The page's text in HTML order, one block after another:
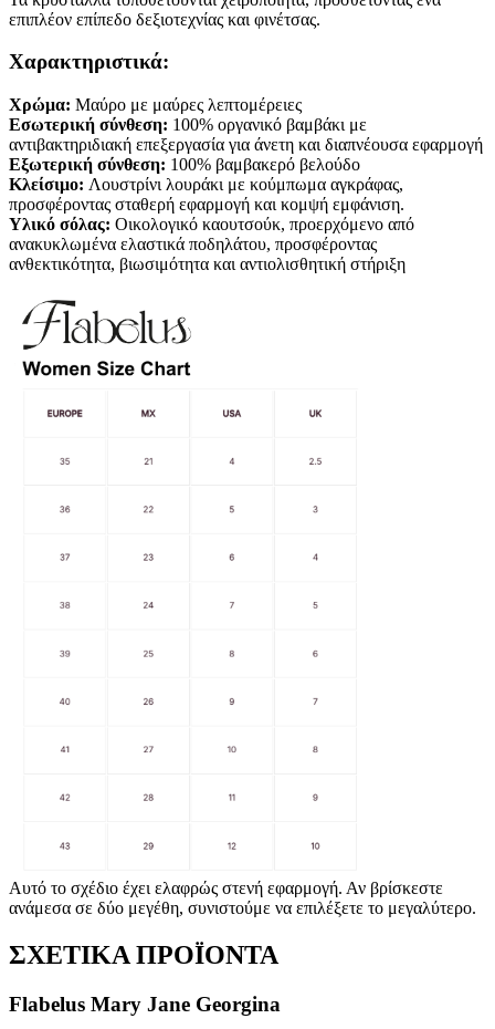
επιπλέον επίπεδο δεξιοτεχνίας και φινέτσας.
Χαρακτηριστικά:
Χρώμα: Μαύρο με μαύρες λεπτομέρειες
Εσωτερική σύνθεση: 100% οργανικό βαμβάκι με
αντιβακτηριδιακή επεξεργασία για άνετη και διαπνέουσα εφαρμογή
Εξωτερική σύνθεση: 100% βαμβακερό βελούδο
Κλείσιμο: Λουστρίνι λουράκι με κούμπωμα αγκράφας,
προσφέροντας σταθερή εφαρμογή και κομψή εμφάνιση.
Υλικό σόλας: Οικολογικό καουτσούκ, προερχόμενο από
ανακυκλωμένα ελαστικά ποδηλάτου, προσφέροντας
ανθεκτικότητα, βιωσιμότητα και αντιολισθητική στήριξη
Αυτό το σχέδιο έχει ελαφρώς στενή εφαρμογή. Αν βρίσκεστε
ανάμεσα σε δύο μεγέθη, συνιστούμε να επιλέξετε το μεγαλύτερο.
ΣΧΕΤΙΚΑ ΠΡΟΪΟΝΤΑ
Flabelus Mary Jane Georgina